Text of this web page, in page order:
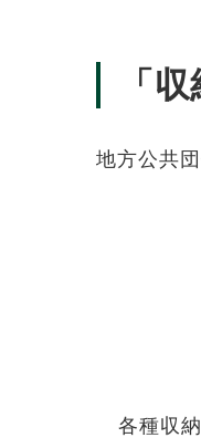
「
地方公共
各種収